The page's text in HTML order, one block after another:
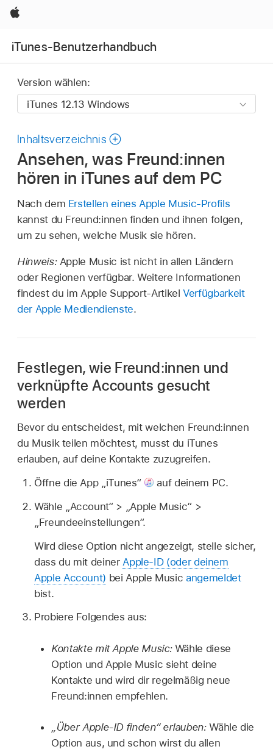
Apple
iTunes-Benutzerhandbuch
Version wählen:
Inhaltsverzeichnis
Ansehen, was Freund:innen
hören in iTunes auf dem PC
Nach dem Erstellen eines Apple Music-Profils
kannst du Freund:innen finden und ihnen folgen,
um zu sehen, welche Musik sie hören.
Hinweis: Apple Music ist nicht in allen Ländern
oder Regionen verfügbar. Weitere Informationen
findest du im Apple Support-ArtikelVerfügbarkeit
der Apple Mediendienste.
Festlegen, wie Freund:innen und
verknüpfte Accounts gesucht
werden
Bevor du entscheidest, mit welchen Freund:innen
du Musik teilen möchtest, musst du iTunes
erlauben, auf deine Kontakte zuzugreifen.
Öffne die App „iTunes“
auf deinem PC.
Wähle „Account“ > „Apple Music“ >
„Freundeeinstellungen“.
Wird diese Option nicht angezeigt, stelle sicher,
dass du mit deiner Apple-ID (oder deinem
Apple Account) bei Apple Music angemeldet
bist.
Probiere Folgendes aus:
Kontakte mit Apple Music: Wähle diese
Option und Apple Music sieht deine
Kontakte und wird dir regelmäßig neue
Freund:innen empfehlen.
„Über Apple-ID finden“ erlauben:Wähle die
Option aus, und schon wirst du allen